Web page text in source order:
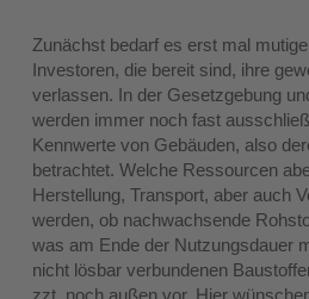
Zunächst bedarf es erst mal
Investoren, die bereit sind, ihre
verlassen. In der Gesetzgebung
werden immer noch fast
Kennwerte von Gebäuden, also
betrachtet. Welche Ressourcen
Herstellung, Transport, aber auch
werden, ob nachwachsende
was am Ende der Nutzungsdauer
nicht lösbar verbundenen